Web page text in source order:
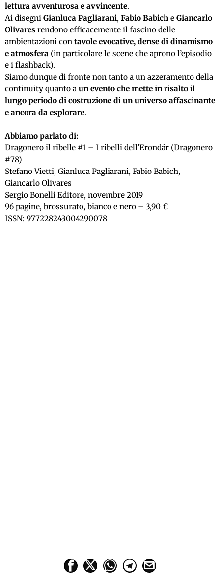
lettura avventurosa e avvincente.
Ai disegni Gianluca Pagliarani, Fabio Babich e Giancarlo
Olivares rendono efficacemente il fascino delle
ambientazioni con tavole evocative, dense di dinamismo
e atmosfera (in particolare le scene che aprono l’episodio
e i flashback).
Siamo dunque di fronte non tanto a un azzeramento della
continuity quanto a un evento che mette in risalto il
lungo periodo di costruzione di un universo affascinante
e ancora da esplorare.
Abbiamo parlato di:
Dragonero il ribelle #1 – I ribelli dell’Erondár (Dragonero
#78)
Stefano Vietti, Gianluca Pagliarani, Fabio Babich,
Giancarlo Olivares
Sergio Bonelli Editore, novembre 2019
96 pagine, brossurato, bianco e nero – 3,90 €
ISSN: 977228243004290078